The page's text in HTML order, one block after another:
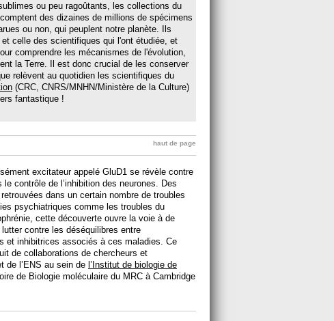
ou peu ragoûtants, les collections du
des dizaines de millions de spécimens
ou non, qui peuplent notre planète. Ils
celle des scientifiques qui l'ont étudiée, et
comprendre les mécanismes de l'évolution,
la Terre. Il est donc crucial de les conserver
relèvent au quotidien les scientifiques du
(CRC, CNRS/MNHN/Ministère de la Culture)
fantastique !
haut de page
excitateur appelé GluD1 se révèle contre
contrôle de l’inhibition des neurones. Des
dans un certain nombre de troubles
psychiatriques comme les troubles du
cette découverte ouvre la voie à de
contre les déséquilibres entre
et inhibitrices associés à ces maladies. Ce
de collaborations de chercheurs et
de l’ENS au sein de l’Institut de biologie de
de Biologie moléculaire du MRC à Cambridge